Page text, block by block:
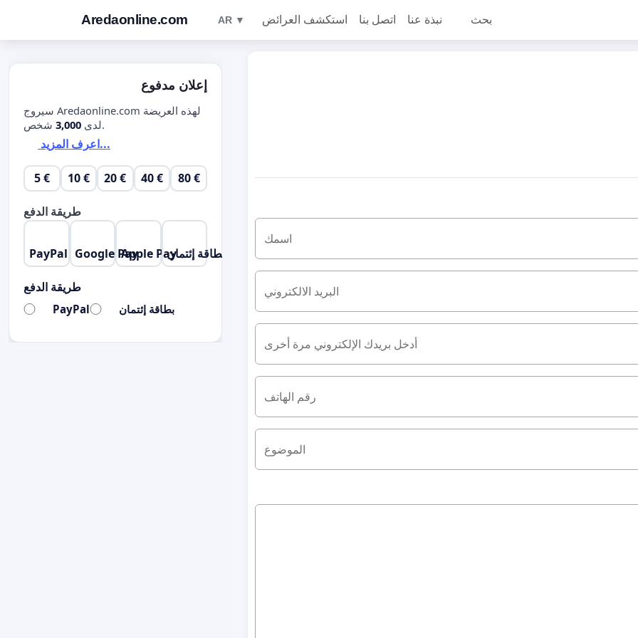
Aredaonline.com AR ▼ استكشف العرائض اتصل بنا نبذة عنا بحث
اسمك
البريد الالكتروني
أدخل بريدك الإلكتروني مرة أخرى
رقم الهاتف
الموضوع
إعلان مدفوع
سيروج Aredaonline.com لهذه العريضة
لدى 3,000 شخص.
اعرف المزيد...
5 € 10 € 20 € 40 € 80 €
طريقة الدفع
PayPal Google PayApple Payبطاقة إئتمان
طريقة الدفع
PayPal بطاقة إئتمان